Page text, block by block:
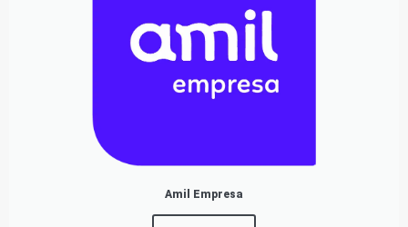
Amil Empresa